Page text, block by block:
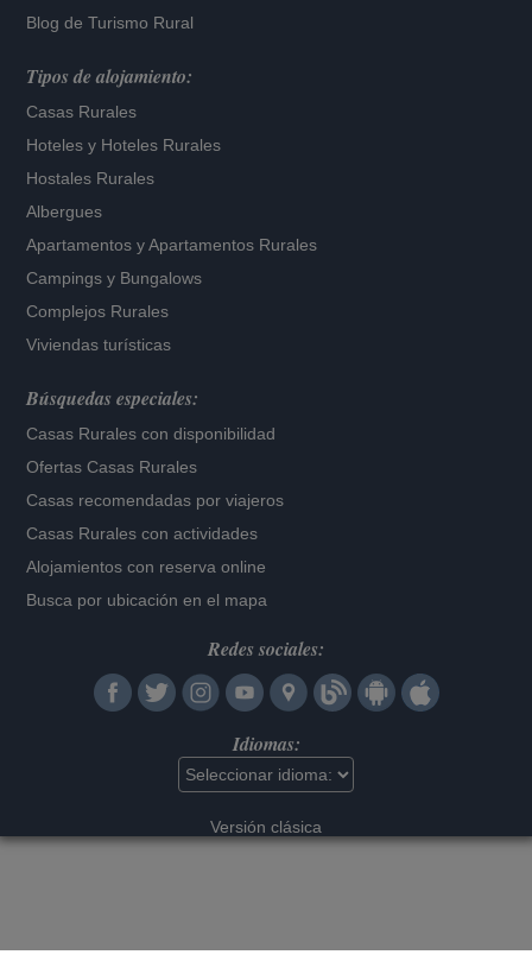
Blog de Turismo Rural
Tipos de alojamiento:
Casas Rurales
Hoteles y Hoteles Rurales
Hostales Rurales
Albergues
Apartamentos yApartamentos Rurales
Campings y Bungalows
Complejos Rurales
Viviendas turísticas
Búsquedas especiales:
Casas Rurales con disponibilidad
Ofertas Casas Rurales
Casas recomendadas por viajeros
Casas Rurales con actividades
Alojamientos con reserva online
Busca por ubicación en el mapa
Redes sociales:
Idiomas:
Versión clásica